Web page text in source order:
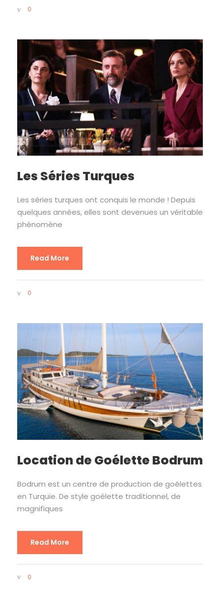
0
Les Séries Turques
Les séries turques ont conquis le monde ! Depuis
quelques années, elles sont devenues un véritable
phénomène
Read More
0
Location de Goélette Bodrum
Bodrum est un centre de production de goélettes
en Turquie. De style goélette traditionnel, de
magnifiques
Read More
0